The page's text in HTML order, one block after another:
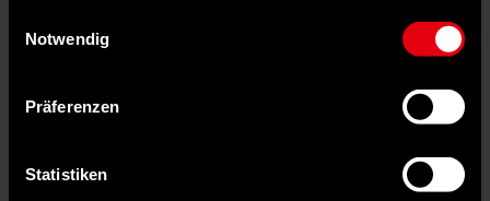
Notwendig
Präferenzen
Statistiken